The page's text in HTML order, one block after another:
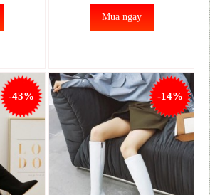
Mua ngay
-43% -14%